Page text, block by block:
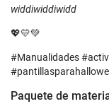
widdiwiddiwidd
💖💛💚
#Manualidades #
Paquete de